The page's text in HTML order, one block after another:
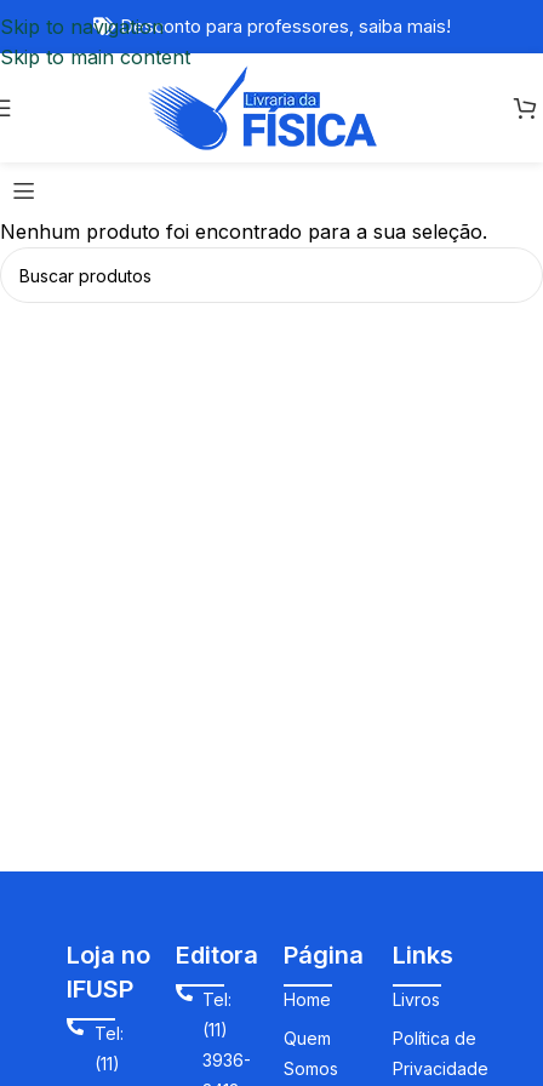
Skip to navigation
Skip to main content
Desconto para professores, saiba mais!
Nenhum produto foi encontrado para a sua seleção.
Loja no
IFUSP
Tel:
(11)
Editora
Tel:
(11)
3936-
Página
Home
Quem
Somos
Links
Livros
Política de
Privacidade